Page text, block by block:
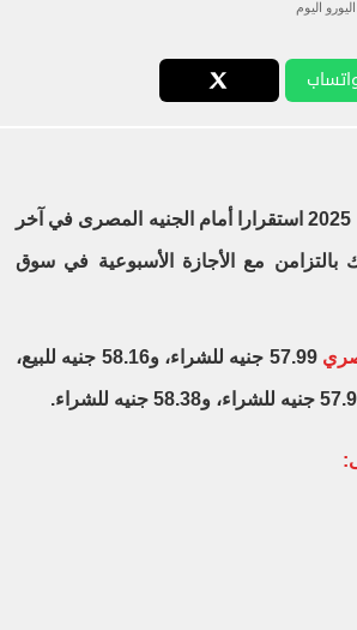
اليوم
اليوم السبت 19 أبريل 2025 استقرارا أمام الجنيه المصرى في آخر
بالتزامن مع الأجازة الأسبوعية في سوق
57.99 جنيه للشراء، و58.16 جنيه للبيع،